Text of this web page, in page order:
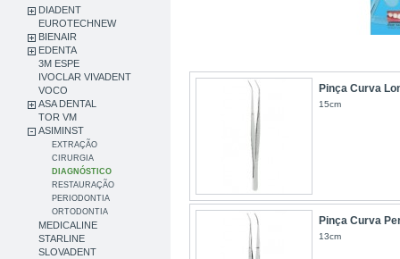
DIADENT
EUROTECHNEW
BIENAIR
EDENTA
3M ESPE
IVOCLAR VIVADENT
VOCO
ASA DENTAL
TOR VM
ASIMINST
EXTRAÇÃO
CIRURGIA
DIAGNÓSTICO
RESTAURAÇÃO
PERIODONTIA
ORTODONTIA
MEDICALINE
STARLINE
SLOVADENT
Pinça Curva
15cm
Pinça Curva
13cm